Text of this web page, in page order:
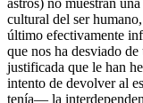
astros) no muestran
cultural del ser
último efectivamente
que nos ha desviado
justificada que le han
intento de devolver al
tenía— la